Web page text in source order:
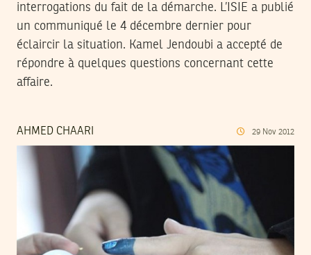
interrogations du fait de la démarche. L’ISIE a publié
un communiqué le 4 décembre dernier pour
éclaircir la situation. Kamel Jendoubi a accepté de
répondre à quelques questions concernant cette
affaire.
AHMED CHAARI 29 Nov 2012